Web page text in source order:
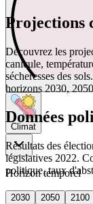
Climat
Horizon temporel
2030 2050
2100
Projections
Découvrez les
canicule,
sécheresses des
horizons 2030,
Données
Résultats des
législatives 2022.
politique, taux